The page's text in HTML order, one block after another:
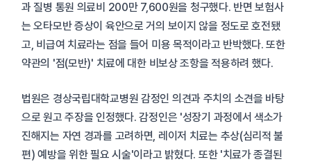
과 질병 통원 의료비 200만 7,600원을 청구했다. 반면 보험사
는 오타모반 증상이 육안으로 거의 보이지 않을 정도로 호전됐
고, 비급여 치료라는 점을 들어 미용 목적이라고 반박했다. 또한
약관의 '점(모반)' 치료에 대한 비보상 조항을 적용하려 했다.
법원은 경상국립대학교병원 감정인 의견과 주치의 소견을 바탕
으로 원고 주장을 인정했다. 감정인은 '성장기 과정에서 색소가
진해지는 자연 경과를 고려하면, 레이저 치료는 추상(심리적 불
편) 예방을 위한 필요 시술'이라고 밝혔다. 또한 '치료가 종결된